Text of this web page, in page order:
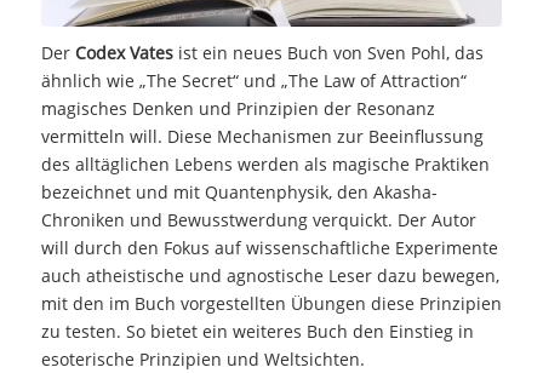
Der Codex Vatesist ein neues Buch von Sven Pohl, das
ähnlich wie „The Secret“ und „The Law of Attraction“
magisches Denken und Prinzipien der Resonanz
vermitteln will. Diese Mechanismen zur Beeinflussung
des alltäglichen Lebens werden als magische Praktiken
bezeichnet und mit Quantenphysik, den Akasha-
Chroniken und Bewusstwerdung verquickt. Der Autor
will durch den Fokus auf wissenschaftliche Experimente
auch atheistische und agnostische Leser dazu bewegen,
mit den im Buch vorgestellten Übungen diese Prinzipien
zu testen. So bietet ein weiteres Buch den Einstieg in
esoterische Prinzipien und Weltsichten.